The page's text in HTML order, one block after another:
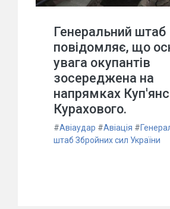
Генеральний штаб
повідомляє, що
увага окупантів
зосереджена на
напрямках
Курахового.
#Авіаудар #Авіація #
штаб Збройних сил України